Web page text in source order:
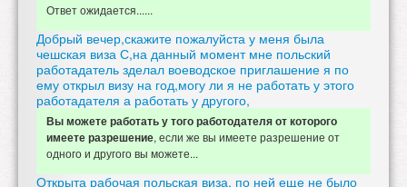
Ответ ожидается......
Добрый вечер,скажите пожалуйста у меня была
чешская виза С,на данный момент мне польский
работадатель зделал воеводское приглашение я по
ему открыл визу на год,могу ли я не работать у этого
работадателя а работать у другого,
Вы можете работать у того работодателя от которого
имеете разрешение, если же вы имеете разрешение от
одного и другого вы можете...
Открыта рабочая польская виза, по ней еще не было